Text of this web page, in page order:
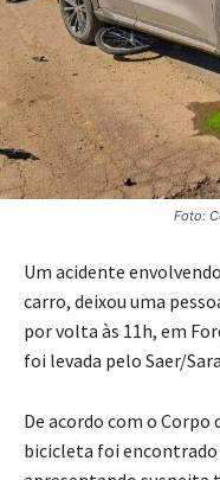
Foto:
Um acidente
carro, deixou uma
por volta às 11h, em
foi levada pelo Saer/
De acordo com o
bicicleta foi encontrado